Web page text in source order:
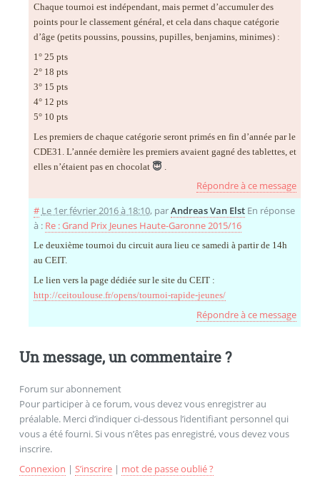
Chaque tournoi est indépendant, mais permet d’accumuler des
points pour le classement général, et cela dans chaque catégorie
d’âge (petits poussins, poussins, pupilles, benjamins, minimes) :
1° 25 pts
2° 18 pts
3° 15 pts
4° 12 pts
5° 10 pts
Les premiers de chaque catégorie seront primés en fin d’année par le
CDE31. L’année dernière les premiers avaient gagné des tablettes, et
elles n’étaient pas en chocolat 😇
Répondre à ce message
# Le 1er février 2016 à 18:10, parAndreas Van Elst En réponse
à : Re : Grand Prix Jeunes Haute-Garonne 2015/16
Le deuxième tournoi du circuit aura lieu ce samedi à partir de 14h
au CEIT.
Le lien vers la page dédiée sur le site du CEIT :
http://ceitoulouse.fr/opens/tournoi-rapide-jeunes/
Répondre à ce message
Un message, un commentaire ?
Forum sur abonnement
Pour participer à ce forum, vous devez vous enregistrer au
préalable. Merci d’indiquer ci-dessous l’identifiant personnel qui
vous a été fourni. Si vous n’êtes pas enregistré, vous devez vous
inscrire.
Connexion | S’inscrire| mot de passe oublié ?